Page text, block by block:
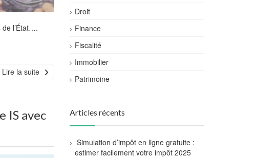
de l’État….
Lire la suite
IS avec
Droit
Finance
Fiscalité
Immobilier
Patrimoine
Articles récents
Simulation d’impôt en ligne gratuite :
estimer facilement votre impôt 2025